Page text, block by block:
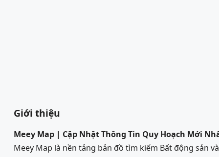
Giới thiệu
Meey Map | Cập Nhật Thông Tin Quy Hoạch Mới
Meey Map là nền tảng bản đồ tìm kiếm Bất động sản